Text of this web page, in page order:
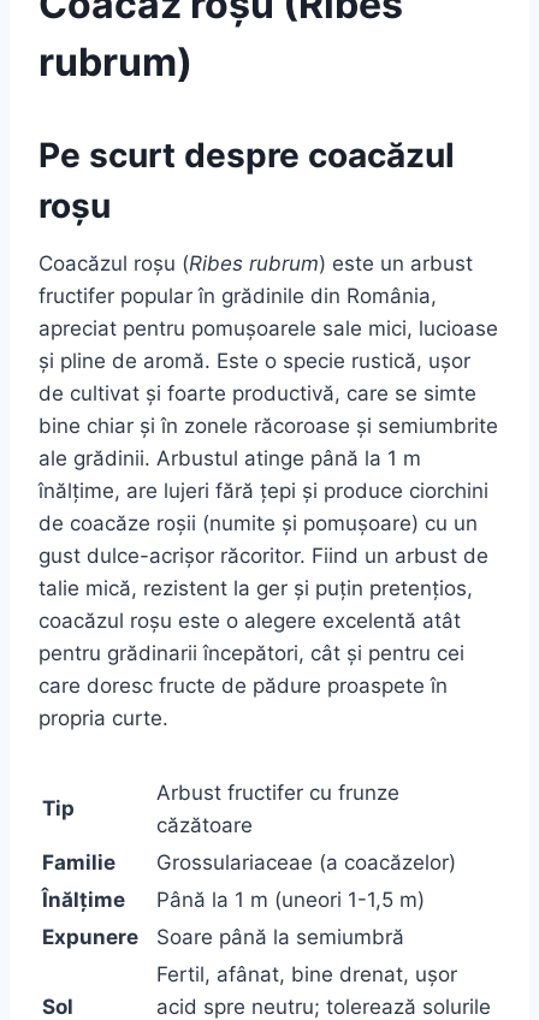
rubrum)
Pe scurt despre coacăzul
roșu
Coacăzul roșu (Ribes rubrum) este un arbust
fructifer popular în grădinile din România,
apreciat pentru pomușoarele sale mici, lucioase
și pline de aromă. Este o specie rustică, ușor
de cultivat și foarte productivă, care se simte
bine chiar și în zonele răcoroase și semiumbrite
ale grădinii. Arbustul atinge până la 1 m
înălțime, are lujeri fără țepi și produce ciorchini
de coacăze roșii (numite și pomușoare) cu un
gust dulce-acrișor răcoritor. Fiind un arbust de
talie mică, rezistent la ger și puțin pretențios,
coacăzul roșu este o alegere excelentă atât
pentru grădinarii începători, cât și pentru cei
care doresc fructe de pădure proaspete în
propria curte.
Tip
Arbust fructifer cu frunze
căzătoare
Familie
Grossulariaceae (a coacăzelor)
Înălțime
Până la 1 m (uneori 1-1,5 m)
Expunere
Soare până la semiumbră
Sol
Fertil, afânat, bine drenat, ușor
acid spre neutru; tolerează solurile